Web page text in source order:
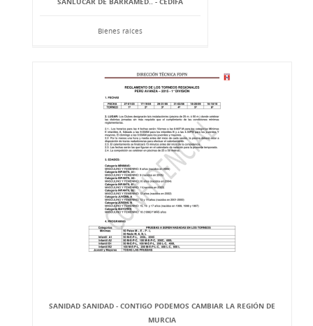
Bienes raíces
SANIDAD SANIDAD - CONTIGO PODEMOS CAMBIAR LA REGIÓN DE
MURCIA